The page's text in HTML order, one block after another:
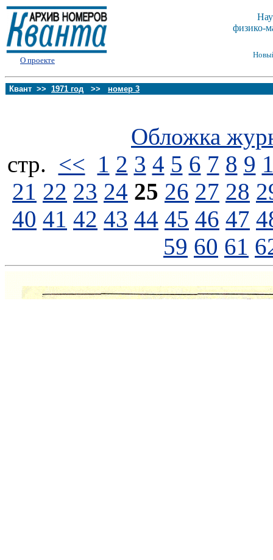
О проекте
физико-
Квант >> 1971 год >> номер 3
Обложка
стp. << 1 2 3 4 5 6 7 8 9
21 22 23 24 25 26 27 28
40 41 42 43 44 45 46 47
59 60 61